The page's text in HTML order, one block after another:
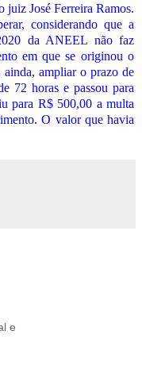
José Ferreira Ramos.
considerando que a
da ANEEL não faz
em que se originou o
ampliar o prazo de
72 horas e passou para
para R$ 500,00 a multa
O valor que havia
e